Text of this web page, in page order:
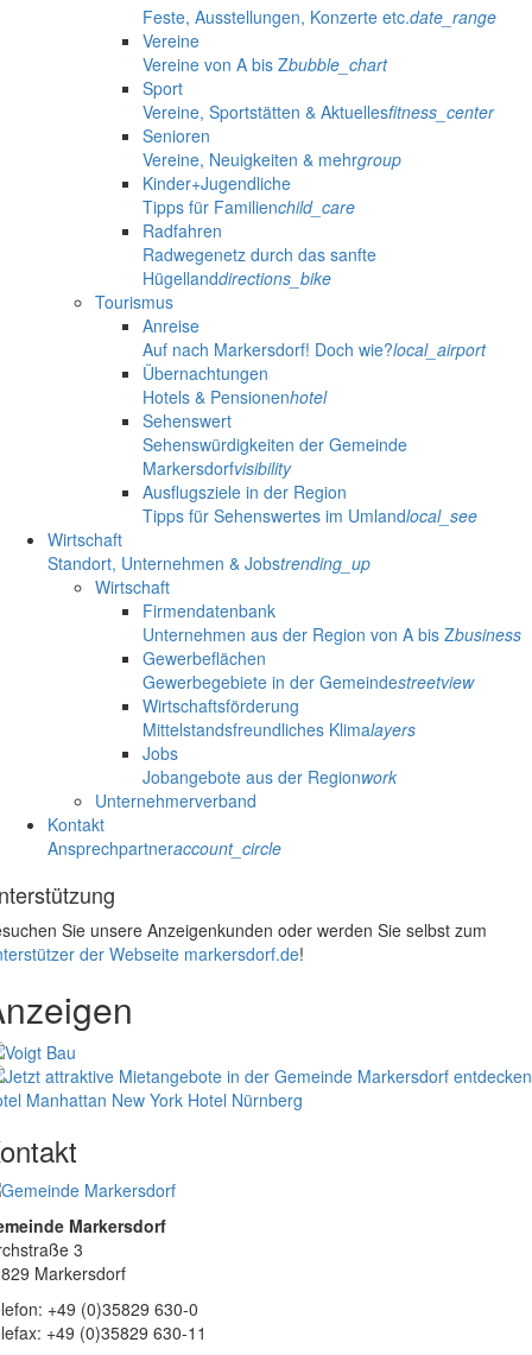
Feste, Ausstellungen, Konzerte etc.date_range
Vereine
Vereine von A bis Zbubble_chart
Sport
Vereine, Sportstätten & Aktuellesfitness_center
Senioren
Vereine, Neuigkeiten & mehrgroup
Kinder+Jugendliche
Tipps für Familienchild_care
Radfahren
Radwegenetz durch das sanfte
Hügellanddirections_bike
Tourismus
Anreise
Auf nach Markersdorf! Doch wie?local_airport
Übernachtungen
Hotels & Pensionenhotel
Sehenswert
Sehenswürdigkeiten der Gemeinde
Markersdorfvisibility
Ausflugsziele in der Region
Tipps für Sehenswertes im Umlandlocal_see
Wirtschaft
Standort, Unternehmen & Jobstrending_up
Wirtschaft
Firmendatenbank
Unternehmen aus der Region von A bis Zbusiness
Gewerbeflächen
Gewerbegebiete in der Gemeindestreetview
Wirtschaftsförderung
Mittelstandsfreundliches Klimalayers
Jobs
Jobangebote aus der Regionwork
Unternehmerverband
Kontakt
Ansprechpartneraccount_circle
Sie unsere Anzeigenkunden oder werden Sie selbst zum
der Webseite markersdorf.de!
Manhattan New York Hotel Nürnberg
Markersdorf
3
Markersdorf
+49 (0)35829 630-0
+49 (0)35829 630-11